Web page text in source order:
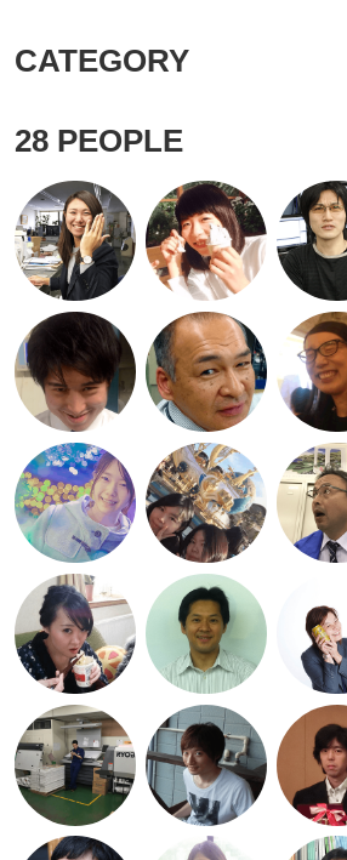
CATEGORY
28 PEOPLE